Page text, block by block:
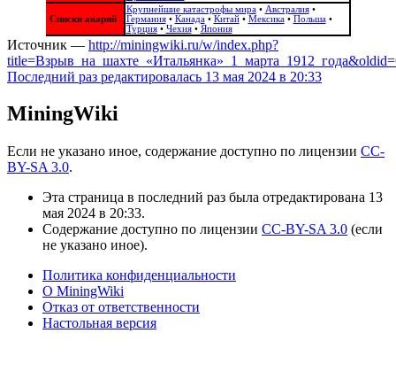
Отпевание под открытым небом
Списки аварий
Крупнейшие катастрофы мира• Австралия•
Германия• Канада• Китай• Мексика• Польша•
Турция• Чехия• Япония
Источник — http://miningwiki.ru/w/index.php?
Последний раз редактировалась 13 мая 2024 в 20:33
MiningWiki
Если не указано иное, содержание доступно по лицензии CC-
BY-SA 3.0.
Эта страница в последний раз была отредактирована 13
мая 2024 в 20:33.
Содержание доступно по лицензии CC-BY-SA 3.0 (если
не указано иное).
Политика конфиденциальности
О MiningWiki
Отказ от ответственности
Настольная версия